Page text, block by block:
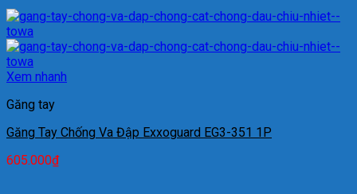
Xem nhanh
Găng tay
Găng Tay Chống Va Đập Exxoguard EG3-351 1P
605.000₫